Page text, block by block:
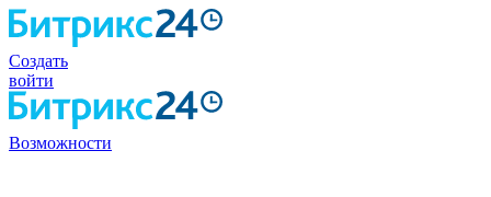
Создать
войти
Возможности